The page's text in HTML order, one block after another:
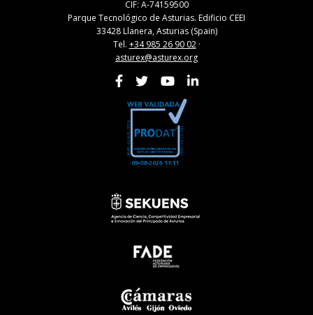
CIF: A-74159500
Parque Tecnológico de Asturias. Edificio CEEI
33428 Llanera, Asturias (Spain)
Tel. +34 985 26 90 02·
asturex@asturex.org